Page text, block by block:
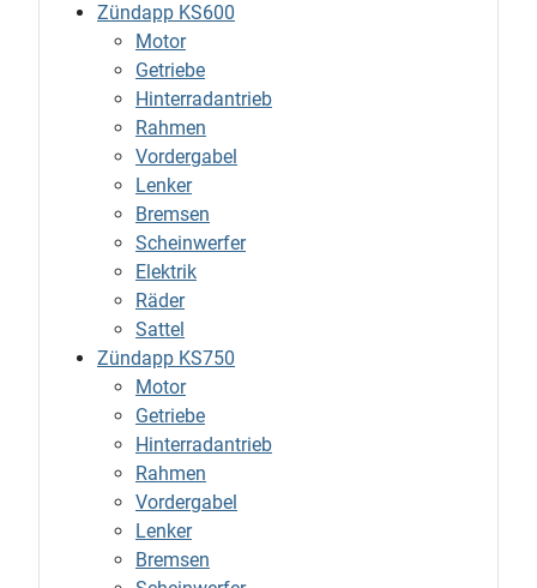
Zündapp KS600
Motor
Getriebe
Hinterradantrieb
Rahmen
Vordergabel
Lenker
Bremsen
Scheinwerfer
Elektrik
Räder
Sattel
Zündapp KS750
Motor
Getriebe
Hinterradantrieb
Rahmen
Vordergabel
Lenker
Bremsen